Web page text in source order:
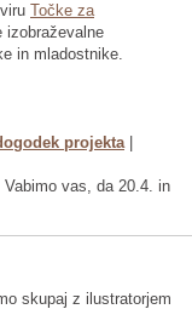
Točke za
izobraževalne
in mladostnike.
projekta|
vas, da 20.4. in
skupaj z ilustratorjem